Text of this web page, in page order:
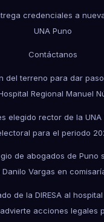
credenciales a
UNA Puno
Contáctanos
del terreno para dar
Regional Manuel
elegido rector de la
para el periodo
de abogados de Puno
Vargas en
de la DIRESA al
acciones legales